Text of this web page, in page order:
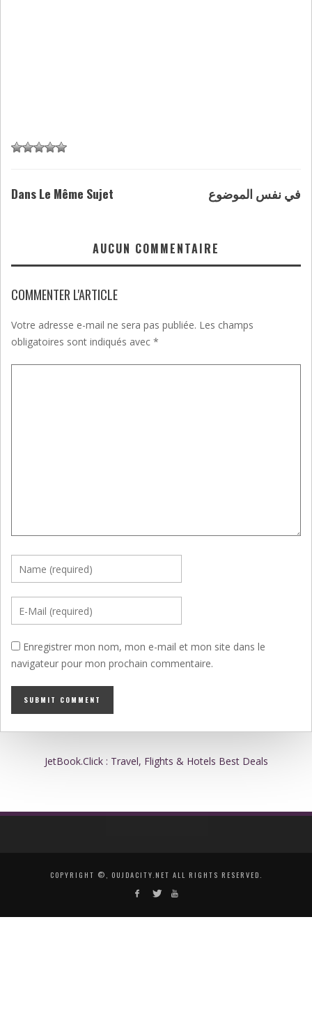
Dans Le Même Sujet في نفس الموضوع
AUCUN COMMENTAIRE
COMMENTER L'ARTICLE
Votre adresse e-mail ne sera pas publiée. Les champs
obligatoires sont indiqués avec *
Enregistrer mon nom, mon e-mail et mon site dans le
navigateur pour mon prochain commentaire.
JetBook.Click : Travel, Flights & Hotels Best Deals
COPYRIGHT ©, OUJDACITY.NET ALL RIGHTS RESERVED.